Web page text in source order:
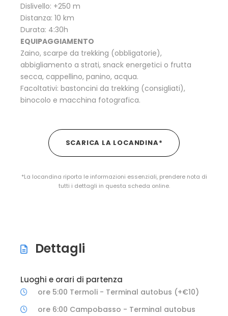
Dislivello: +250 m
Distanza: 10 km
Durata: 4:30h
EQUIPAGGIAMENTO
Zaino, scarpe da trekking (obbligatorie),
abbigliamento a strati, snack energetici o frutta
secca, cappellino, panino, acqua.
Facoltativi: bastoncini da trekking (consigliati),
binocolo e macchina fotografica.
SCARICA LA LOCANDINA*
*La locandina riporta le informazioni essenziali, prendere nota di
tutti i dettagli in questa scheda online.
Dettagli
Luoghi e orari di partenza
ore 5:00 Termoli - Terminal autobus (+€10)
ore 6:00 Campobasso - Terminal autobus